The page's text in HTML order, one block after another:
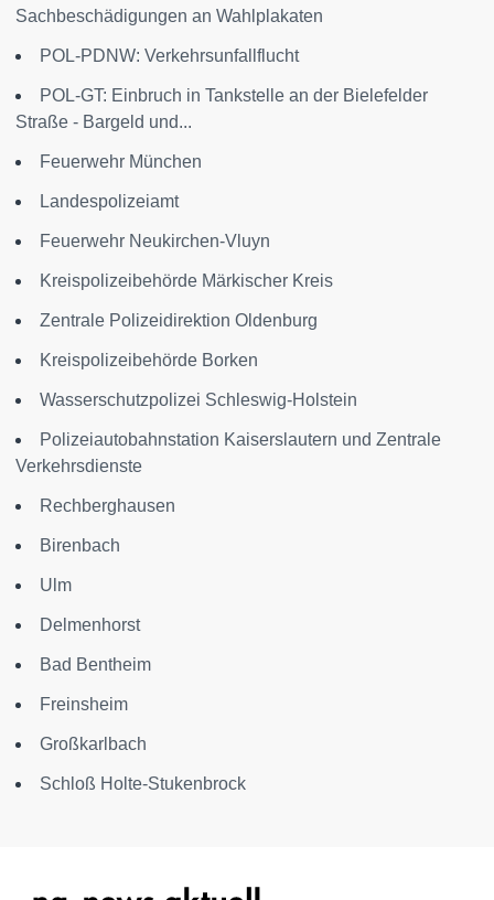
Sachbeschädigungen an Wahlplakaten
POL-PDNW: Verkehrsunfallflucht
POL-GT: Einbruch in Tankstelle an der Bielefelder
Straße - Bargeld und...
Feuerwehr München
Landespolizeiamt
Feuerwehr Neukirchen-Vluyn
Kreispolizeibehörde Märkischer Kreis
Zentrale Polizeidirektion Oldenburg
Kreispolizeibehörde Borken
Wasserschutzpolizei Schleswig-Holstein
Polizeiautobahnstation Kaiserslautern und Zentrale
Verkehrsdienste
Rechberghausen
Birenbach
Ulm
Delmenhorst
Bad Bentheim
Freinsheim
Großkarlbach
Schloß Holte-Stukenbrock